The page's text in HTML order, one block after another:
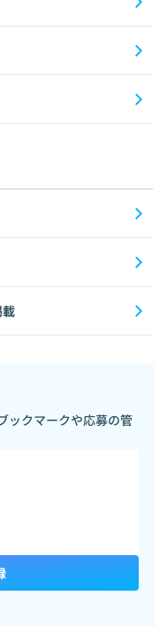
載
ックマークや応募の管